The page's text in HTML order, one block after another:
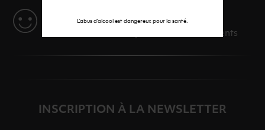
L’abus d’alcool est dangereux pour la santé.
Des solutions adaptées à vos événements
INSCRIPTION À LA NEWSLETTER